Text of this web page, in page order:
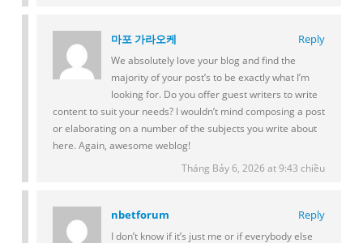
마포 가라오케 Reply
We absolutely love your blog and find the
majority of your post’s to be exactly what I’m
looking for. Do you offer guest writers to write
content to suit your needs? I wouldn’t mind composing a post
or elaborating on a number of the subjects you write about
here. Again, awesome weblog!
Tháng Bảy 6, 2026 at 9:43 chiều
nbetforum Reply
I don’t know if it’s just me or if everybody else